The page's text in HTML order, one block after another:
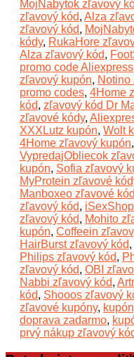
MojNabytok zľavový
zľavový kód, Alza
zľavový kód,
kódy, RukaHore
Alza zľavový kód,
promo code Aliexpress
zľavový kupón, Notino
promo codes, 4Home
kód, zľavový kód Dr
zľavové kódy,
XXXLutz kupón, Wolt
4Home zľavový kupón,
VypredajObliecok
kupón, Sofia zľavový
MyProtein zľavové
Manboxeo zľavové
zľavový kód,
zľavový kód, Mohito
kupón, Coffeein
HairBurst zľavový kód,
Philips zľavový kód,
zľavový kód, OBI
Nabbi zľavový kód,
kód, Shooos zľavový
zľavové kupóny,
doprava zadarmo,
prvý nákup zľavový